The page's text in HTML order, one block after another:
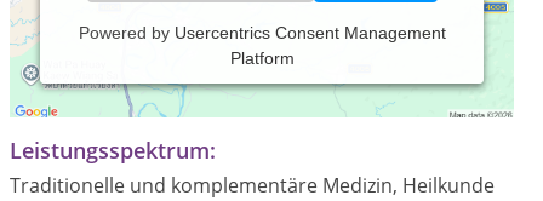
Powered by Usercentrics Consent Management
Platform
Praxis für Schmerztherapie in Fulda mit den Schwerpunkten
Akupunktur und 3D-Skelettkorrektur
Leistungsspektrum:
Traditionelle und komplementäre Medizin, Heilkunde